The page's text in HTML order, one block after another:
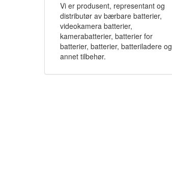
Vi er produsent, representant og
distributør av bærbare batterier,
videokamera batterier,
kamerabatterier, batterier for
batterier, batterier, batteriladere og
annet tilbehør.